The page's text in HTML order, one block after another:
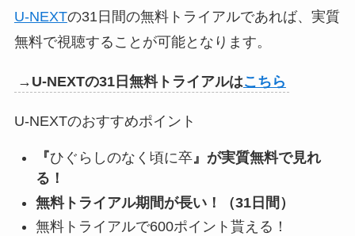
U-NEXTの31日間の無料トライアルであれば、実質
無料で視聴することが可能となります。
→U-NEXTの31日無料トライアルはこちら
U-NEXTのおすすめポイント
『ひぐらしのなく頃に卒』が実質無料で見れ
る！
無料トライアル期間が長い！（31日間）
無料トライアルで600ポイント貰える！